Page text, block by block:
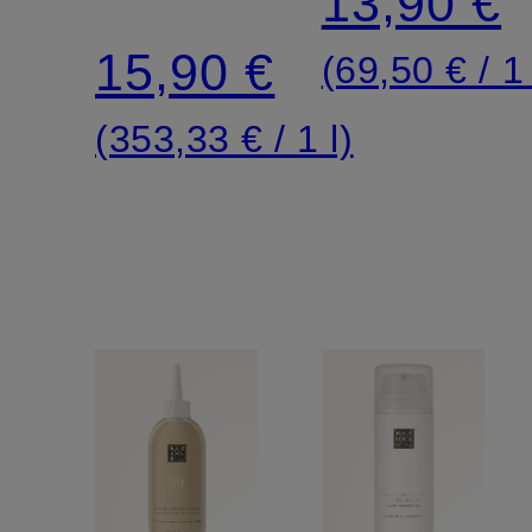
15,90 €
(353,33 € / 1 l)
(69,50 € /